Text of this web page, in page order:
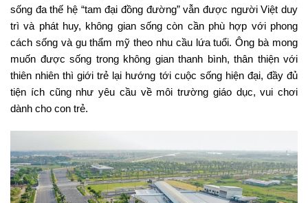
sống đa thế hệ “tam đại đồng đường” vẫn được người Việt duy
trì và phát huy, không gian sống còn cần phù hợp với phong
cách sống và gu thẩm mỹ theo nhu cầu lứa tuổi. Ông bà mong
muốn được sống trong không gian thanh bình, thân thiện với
thiên nhiên thì giới trẻ lại hướng tới cuộc sống hiện đại, đầy đủ
tiện ích cũng như yêu cầu về môi trường giáo dục, vui chơi
dành cho con trẻ.